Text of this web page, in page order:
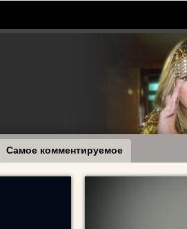
Самое комментируемое